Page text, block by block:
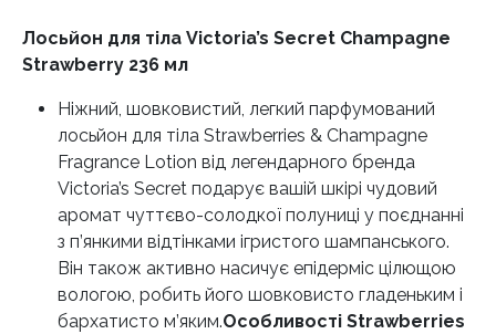
Лосьйон для тіла Victoria’s Secret Champagne
Strawberry 236 мл
Ніжний, шовковистий, легкий парфумований
лосьйон для тіла Strawberries & Champagne
Fragrance Lotion від легендарного бренда
Victoria’s Secret подарує вашій шкірі чудовий
аромат чуттєво-солодкої полуниці у поєднанні
з п’янкими відтінками ігристого шампанського.
Він також активно насичує епідерміс цілющою
вологою, робить його шовковисто гладеньким і
бархатисто м’яким.Особливості Strawberries